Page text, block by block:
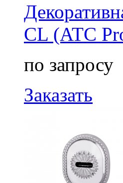
CL (ATC
по запросу
Заказать